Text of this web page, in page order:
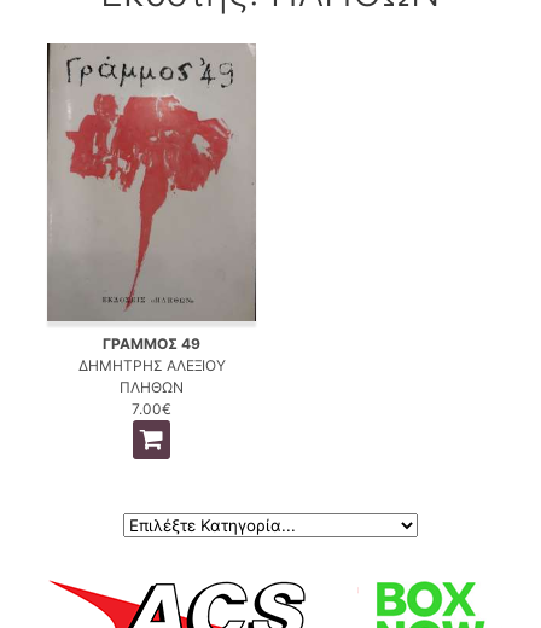
ΓΡΑΜΜΟΣ 49
ΔΗΜΗΤΡΗΣ ΑΛΕΞΙΟΥ
ΠΛΗΘΩΝ
7.00€